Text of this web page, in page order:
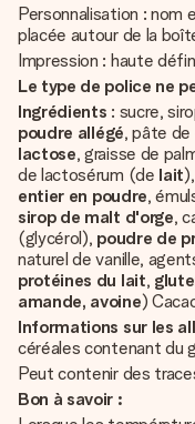
Personnalisation :
placée autour de la
Impression : haute
Le type de police ne
Ingrédients : sucre,
poudre allégé, pâte de
lactose, graisse de
de lactosérum (de lait),
entier en poudre,
sirop de malt d'orge,
(glycérol), poudre de
naturel de vanille,
protéines du lait,
amande, avoine)
Informations sur les
céréales contenant du
Peut contenir des
Bon à savoir :